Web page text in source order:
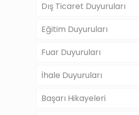
Dış Ticaret Duyuruları
Eğitim Duyuruları
Fuar Duyuruları
İhale Duyuruları
Başarı Hikayeleri